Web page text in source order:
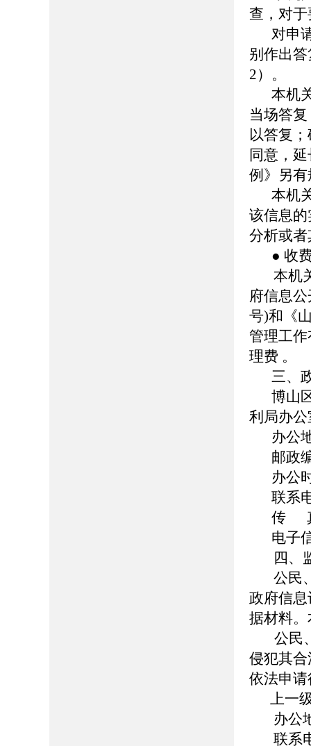
查，对
对申
别作出
2）。
本机
当场答
以答复
同意，
例》另
本机
该信息
分析或
● 收
本机关
府信息
号)和《
管理工
理费 。
三、
博山
利局办公
办公
邮政
办公
联系
传
电子
四、
公民、
政府信
据材料
公民、
侵犯其
依法申
上一级
办公地
联系电